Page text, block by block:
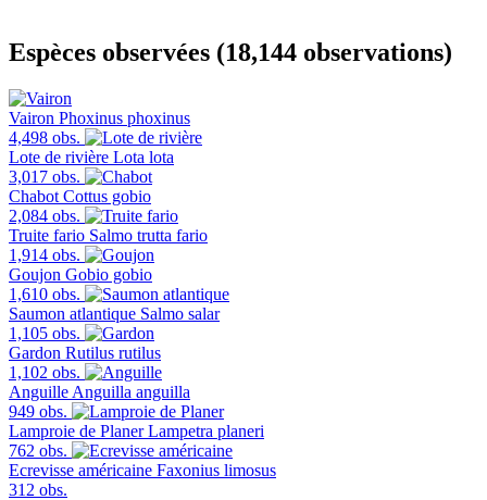
Espèces observées (18,144 observations)
Vairon Phoxinus phoxinus
4,498 obs.
Lote de rivière Lota lota
3,017 obs.
Chabot Cottus gobio
2,084 obs.
Truite fario Salmo trutta fario
1,914 obs.
Goujon Gobio gobio
1,610 obs.
Saumon atlantique Salmo salar
1,105 obs.
Gardon Rutilus rutilus
1,102 obs.
Anguille Anguilla anguilla
949 obs.
Lamproie de Planer Lampetra planeri
762 obs.
Ecrevisse américaine Faxonius limosus
312 obs.